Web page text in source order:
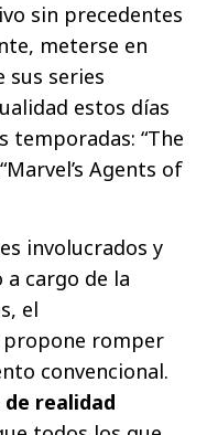
sin precedentes
meterse en
sus series
estos días
temporadas: “The
Agents of
involucrados y
cargo de la
el
propone romper
convencional.
realidad